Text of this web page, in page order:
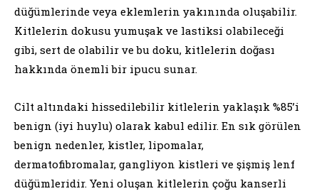
düğümlerinde veya eklemlerin yakınında oluşabilir.
Kitlelerin dokusu yumuşak ve lastiksi olabileceği
gibi, sert de olabilir ve bu doku, kitlelerin doğası
hakkında önemli bir ipucu sunar.
Cilt altındaki hissedilebilir kitlelerin yaklaşık %85’i
benign (iyi huylu) olarak kabul edilir. En sık görülen
benign nedenler, kistler, lipomalar,
dermatofibromalar, gangliyon kistleri ve şişmiş lenf
düğümleridir. Yeni oluşan kitlelerin çoğu kanserli